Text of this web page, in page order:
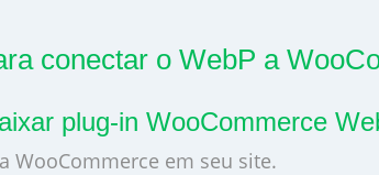
conectar o WebP a
plug-in WooCommerce
WooCommerce em seu site.